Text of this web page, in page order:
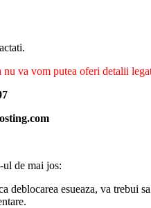
va vom putea oferi detalii
de mai jos:
deblocarea esueaza, va trebui